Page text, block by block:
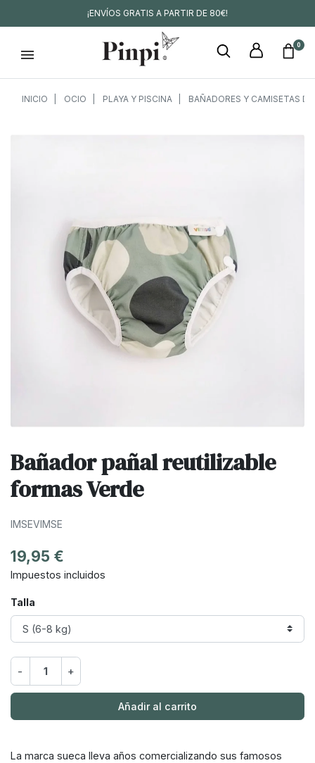
¡ENVÍOS GRATIS A PARTIR DE 80€!
0
INICIO OCIO PLAYA Y PISCINA BAÑADORES Y CAMISETAS
Bañador pañal reutilizable
formas Verde
IMSEVIMSE
19,95 €
Impuestos incluidos
Talla
- +
Añadir al carrito
La marca sueca lleva años comercializando sus famosos